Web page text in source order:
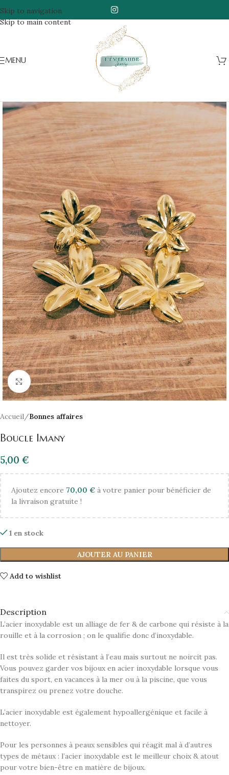
Skip to navigation
Skip to main content
MENU
Click to enlarge
Accueil Bonnes affaires
Boucle Imany
5,00 €
Ajoutez encore 70,00 € à votre panier pour bénéficier de
la livraison gratuite !
1 en stock
AJOUTER AU PANIER
Add to wishlist
Description
L’acier inoxydable est un alliage de fer & de carbone qui résiste à la
rouille et à la corrosion ; on le qualifie donc d’inoxydable.
Il est très solide et résistant à l’eau mais surtout ne noircit pas.
Vous pouvez garder vos bijoux en acier inoxydable lorsque vous
faites du sport, en vacances à la mer ou à la piscine, que vous
transpirez ou prenez votre douche.
L’acier inoxydable est également hypoallergénique et facile à
nettoyer.
Pour les personnes à peaux sensibles qui réagit mal à d’autres
types de métaux : l’acier inoxydable est le meilleur choix & atout
pour votre bien-être en matière de bijoux.